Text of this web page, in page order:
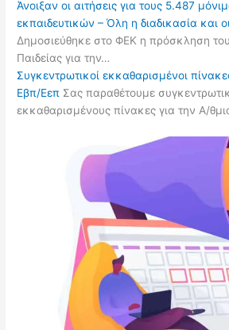
Άνοιξαν οι αιτήσεις για τους 5.487
εκπαιδευτικών – Όλη η διαδικασία και
Δημοσιεύθηκε στο ΦΕΚ η πρόσκληση
Παιδείας για την…
Συγκεντρωτικοί εκκαθαρισμένοι
Εβπ/Εεπ Σας παραθέτουμε
εκκαθαρισμένους πίνακες για την Α/